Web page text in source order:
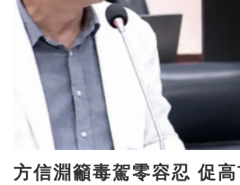
方信淵籲毒駕零容忍 促高市強化防制機制